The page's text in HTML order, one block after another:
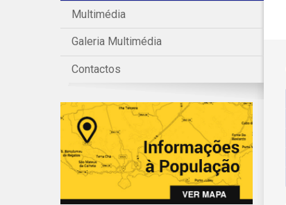
Multimédia
Galeria Multimédia
Contactos